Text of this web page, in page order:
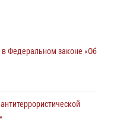
за неделю
ВДВ
Федеральном законе «Об